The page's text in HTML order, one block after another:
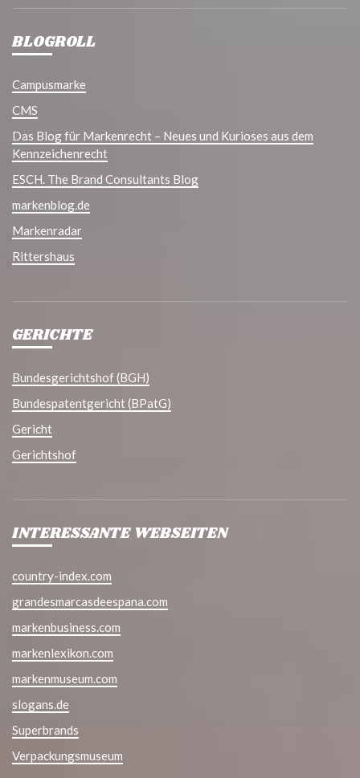
BLOGROLL
Campusmarke
CMS
Das Blog für Markenrecht – Neues und Kurioses aus dem
Kennzeichenrecht
ESCH. The Brand Consultants Blog
markenblog.de
Markenradar
Rittershaus
GERICHTE
Bundesgerichtshof (BGH)
Bundespatentgericht (BPatG)
Gericht
Gerichtshof
INTERESSANTE WEBSEITEN
country-index.com
grandesmarcasdeespana.com
markenbusiness.com
markenlexikon.com
markenmuseum.com
slogans.de
Superbrands
Verpackungsmuseum